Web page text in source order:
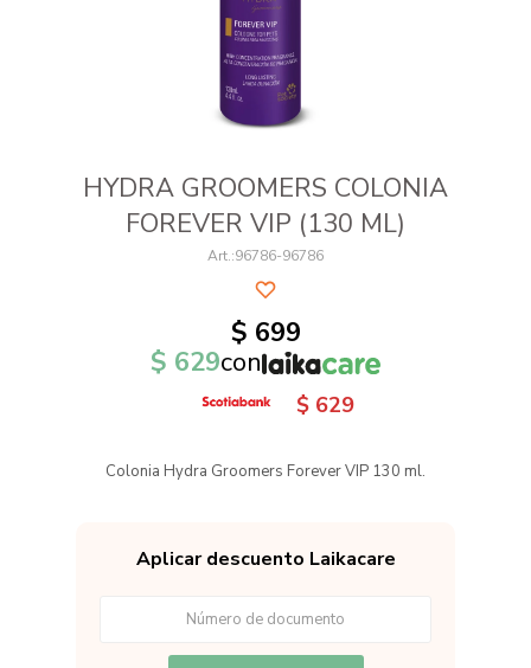
HYDRA GROOMERS COLONIA
FOREVER VIP (130 ML)
96786-96786
$ 699
$ 629con
$ 629
Colonia Hydra Groomers Forever VIP 130 ml.
Aplicar descuento Laikacare